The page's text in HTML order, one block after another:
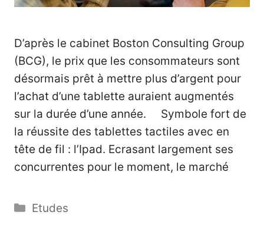
D’après le cabinet Boston Consulting Group
(BCG), le prix que les consommateurs sont
désormais prêt à mettre plus d’argent pour
l’achat d’une tablette auraient augmentés
sur la durée d’une année. Symbole fort de
la réussite des tablettes tactiles avec en
tête de fil : l’Ipad. Ecrasant largement ses
concurrentes pour le moment, le marché
Catégories
Etudes